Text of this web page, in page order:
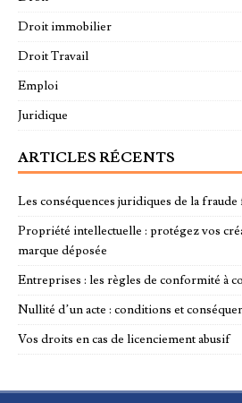
Droit immobilier
Droit Travail
Emploi
Juridique
ARTICLES RÉCENTS
Les conséquences juridiques de la fraude
Propriété intellectuelle : protégez vos
marque déposée
Entreprises : les règles de conformité à
Nullité d’un acte : conditions et
Vos droits en cas de licenciement abusif